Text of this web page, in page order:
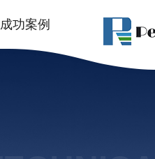
成功案例